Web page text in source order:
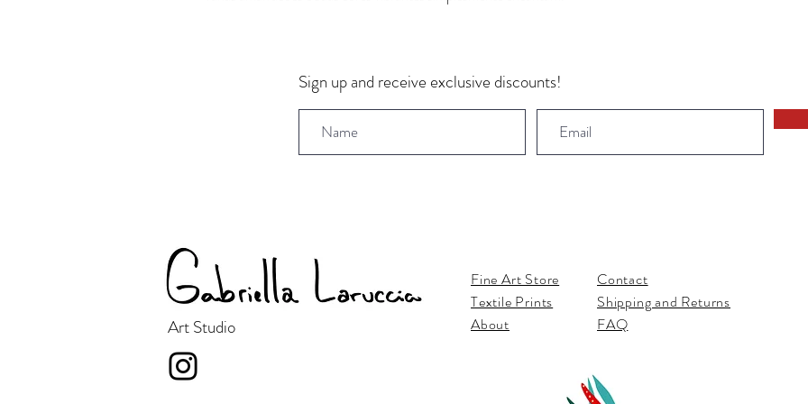
Art Studio
Fine Art Store
Textile Prints
About
Contact
Shipping and Returns
FAQ
Sign up and receive exclusive discounts!